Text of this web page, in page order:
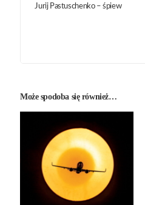
Jurij Pastuschenko – śpiew
Może spodoba się również…